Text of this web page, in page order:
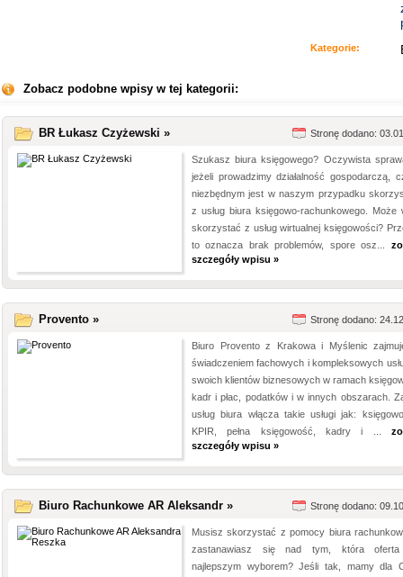
Kategorie:
Zobacz podobne wpisy w tej kategorii:
BR Łukasz Czyżewski » Stronę dodano:
Szukasz biura księgowego? Oczywista
jeżeli prowadzimy działalność gospodarczą,
niezbędnym jest w naszym przypadku
z usług biura księgowo-rachunkowego. Może
skorzystać z usług wirtualnej księgowości?
to oznacza brak problemów, spore osz...
szczegóły wpisu »
Provento » Stronę dodano:
Biuro Provento z Krakowa i Myślenic
świadczeniem fachowych i kompleksowych
swoich klientów biznesowych w ramach
kadr i płac, podatków i w innych obszarach.
usług biura włącza takie usługi jak:
KPIR, pełna księgowość, kadry i ...
szczegóły wpisu »
Biuro Rachunkowe AR Aleksandr » Stronę dodano:
Musisz skorzystać z pomocy biura
zastanawiasz się nad tym, która
najlepszym wyborem? Jeśli tak, mamy dla